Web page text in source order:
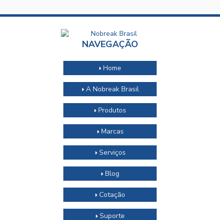
NAVEGAÇÃO
Home
A Nobreak Brasil
Produtos
Marcas
Serviços
Blog
Cotação
Suporte